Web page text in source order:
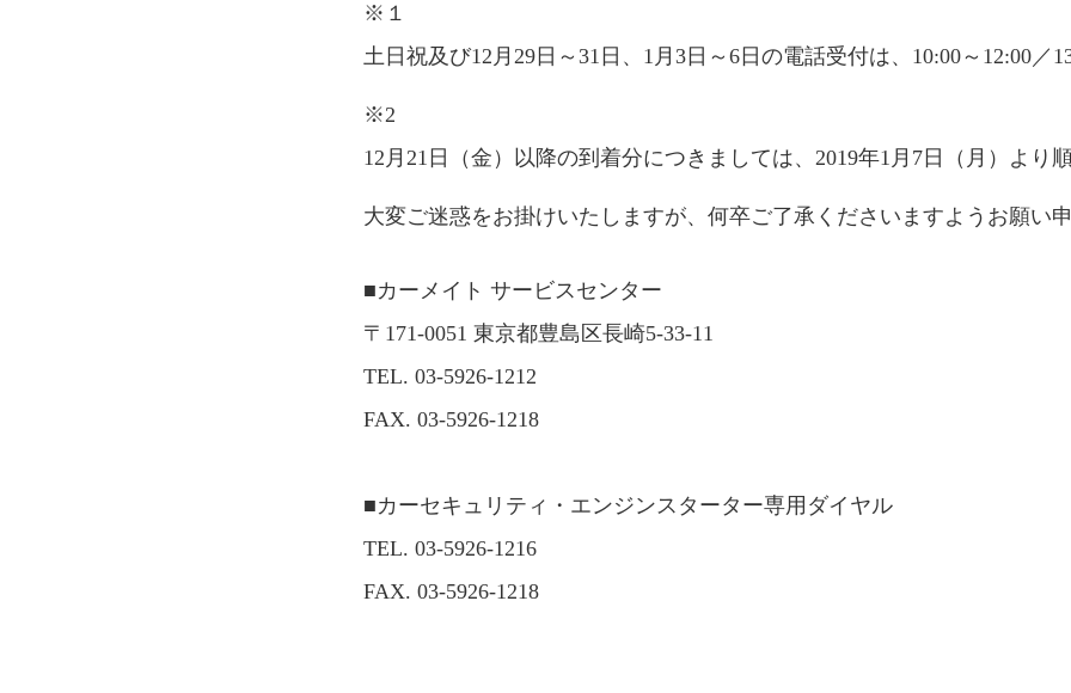
※１
土日祝及び12月29日～31日、1月3日～6日の電話受付は、10:00～12:00／
※2
12月21日（金）以降の到着分につきましては、2019年1月7日（月）より
大変ご迷惑をお掛けいたしますが、何卒ご了承くださいますようお願い
■カーメイト サービスセンター
〒171-0051 東京都豊島区長崎5-33-11
TEL. 03-5926-1212
FAX. 03-5926-1218
■カーセキュリティ・エンジンスターター専用ダイヤル
TEL. 03-5926-1216
FAX. 03-5926-1218